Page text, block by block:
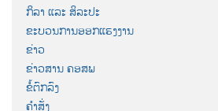
ກິລາ ແລະ ສິລະປະ
ຂະບວນການອອກແຮງງານ
ຂ່າວ
ຂ່າວສານ ຄອສພ
ຂໍ້ຕົກລົງ
ຄຳສັ່ງ